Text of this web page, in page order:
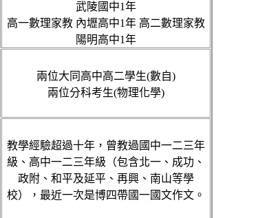
武陵國中1年
高一數理家教 內壢高中1年 高二數理家教
陽明高中1年
兩位大同高中高二學生(數自)
兩位分科考生(物理化學)
教學經驗超過十年，曾教過國中一二三年
級、高中一二三年級（包含北一、成功、
政附、和平及延平、再興、南山等學
校），最近一次是博四帶國一國文作文。